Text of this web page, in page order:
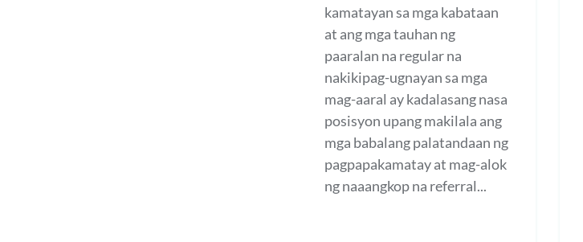
kamatayan sa mga kabataan
at ang mga tauhan ng
paaralan na regular na
nakikipag-ugnayan sa mga
mag-aaral ay kadalasang nasa
posisyon upang makilala ang
mga babalang palatandaan ng
pagpapakamatay at mag-alok
ng naaangkop na referral...